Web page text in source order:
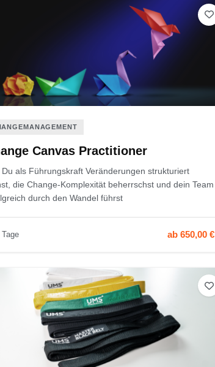
Canvas Practitioner
Du als Führungskraft Veränderungen strukturiert
die Change-Komplexität beherrschst und dein Team
durch den Wandel führst
ab 650,00 €